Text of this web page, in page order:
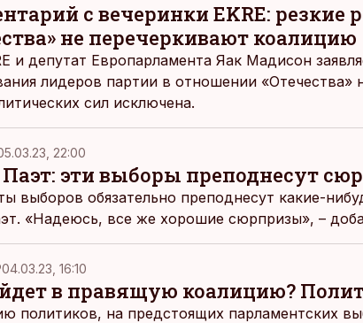
с вечеринки EKRE: резкие
не перечеркивают коалицию
и депутат Европарламента Яак Мадисон
лидеров партии в отношении «Отечества»
сил исключена.
22:00
эти выборы преподнесут
выборов обязательно преподнесут какие-
«Надеюсь, все же хорошие сюрпризы», –
04.03.23, 16:10
в правящую коалицию?
политиков, на предстоящих парламентских